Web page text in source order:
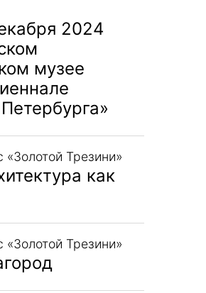
2024
музее
«Золотой Трезини»
как
«Золотой Трезини»